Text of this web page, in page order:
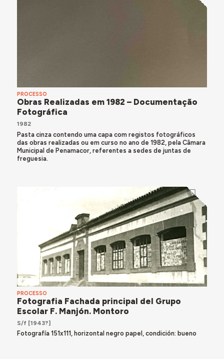
PROCESSO
Obras Realizadas em 1982 – Documentação
Fotográfica
1982
Pasta cinza contendo uma capa com registos fotográficos
das obras realizadas ou em curso no ano de 1982, pela Câmara
Municipal de Penamacor, referentes a sedes de juntas de
freguesia.
PROCESSO
Fotografia Fachada principal del Grupo
Escolar F. Manjón. Montoro
S/f [1943?]
Fotografía 151x111, horizontal negro papel, condición: bueno